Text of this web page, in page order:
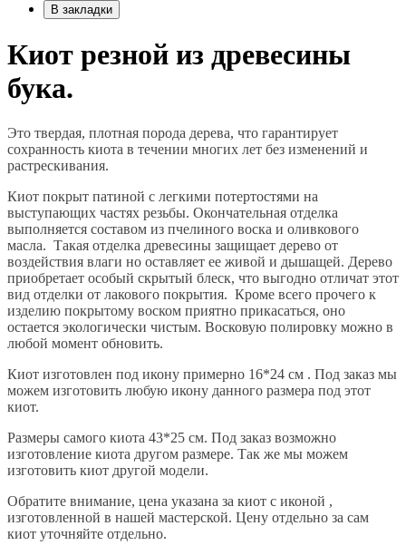
В закладки
Киот резной из древесины
бука.
Это твердая, плотная порода дерева, что гарантирует
сохранность киота в течении многих лет без изменений и
растрескивания.
Киот покрыт патиной с легкими потертостями на
выступающих частях резьбы. Окончательная отделка
выполняется составом из пчелиного воска и оливкового
масла. Такая отделка древесины защищает дерево от
воздействия влаги но оставляет ее живой и дышащей. Дерево
приобретает особый скрытый блеск, что выгодно отличат этот
вид отделки от лакового покрытия. Кроме всего прочего к
изделию покрытому воском приятно прикасаться, оно
остается экологически чистым. Восковую полировку можно в
любой момент обновить.
Киот изготовлен под икону примерно 16*24 см . Под заказ мы
можем изготовить любую икону данного размера под этот
киот.
Размеры самого киота 43*25 см. Под заказ возможно
изготовление киота другом размере. Так же мы можем
изготовить киот другой модели.
Обратите внимание, цена указана за киот с иконой ,
изготовленной в нашей мастерской. Цену отдельно за сам
киот уточняйте отдельно.